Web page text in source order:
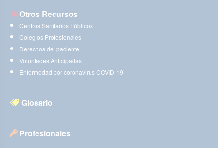
Otros Recursos
Centros Sanitarios Públicos
Colegios Profesionales
Derechos del paciente
Voluntades Anticipadas
Enfermedad por coronavirus COVID-19
Glosario
Profesionales